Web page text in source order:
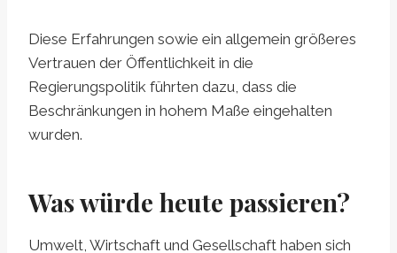
Diese Erfahrungen sowie ein allgemein größeres
Vertrauen der Öffentlichkeit in die
Regierungspolitik führten dazu, dass die
Beschränkungen in hohem Maße eingehalten
wurden.
Was würde heute passieren?
Umwelt, Wirtschaft und Gesellschaft haben sich